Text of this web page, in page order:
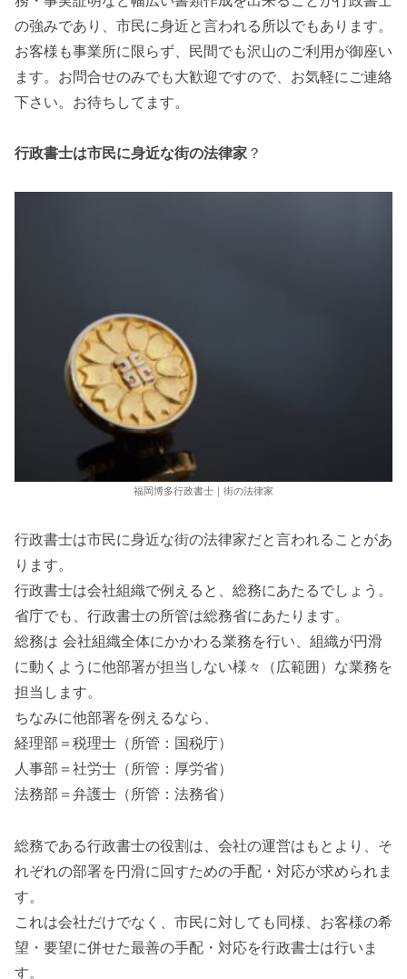
の強みであり、市民に身近と言われる所以でもあります。
お客様も事業所に限らず、民間でも沢山のご利用が御座い
ます。お問合せのみでも大歓迎ですので、お気軽にご連絡
下さい。お待ちしてます。
行政書士は市民に身近な街の法律家 ？
福岡博多行政書士｜街の法律家
行政書士は市民に身近な街の法律家だと言われることがあ
ります。
行政書士は会社組織で例えると、総務にあたるでしょう。
省庁でも、行政書士の所管は総務省にあたります。
総務は 会社組織全体にかかわる業務を行い、組織が円滑
に動くように他部署が担当しない様々（広範囲）な業務を
担当します。
ちなみに他部署を例えるなら、
経理部＝税理士（所管：国税庁）
人事部＝社労士（所管：厚労省）
法務部＝弁護士（所管：法務省）
総務である行政書士の役割は、会社の運営はもとより、そ
れぞれの部署を円滑に回すための手配・対応が求められま
す。
これは会社だけでなく、市民に対しても同様、お客様の希
望・要望に併せた最善の手配・対応を行政書士は行いま
す。